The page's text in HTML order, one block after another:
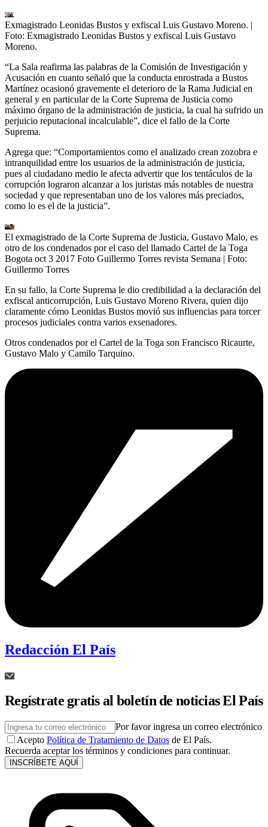
Exmagistrado Leonidas Bustos y exfiscal Luis Gustavo Moreno. |
Foto: Exmagistrado Leonidas Bustos y exfiscal Luis Gustavo
Moreno.
“La Sala reafirma las palabras de la Comisión de Investigación y
Acusación en cuanto señaló que la conducta enrostrada a Bustos
Martínez ocasionó gravemente el deterioro de la Rama Judicial en
general y en particular de la Corte Suprema de Justicia como
máximo órgano de la administración de justicia, la cual ha sufrido un
perjuicio reputacional incalculable”, dice el fallo de la Corte
Suprema.
Agrega que: “Comportamientos como el analizado crean zozobra e
intranquilidad entre los usuarios de la administración de justicia,
pues al ciudadano medio le afecta advertir que los tentáculos de la
corrupción lograron alcanzar a los juristas más notables de nuestra
sociedad y que representaban uno de los valores más preciados,
como lo es el de la justicia”.
El exmagistrado de la Corte Suprema de Justicia, Gustavo Malo, es
otro de los condenados por el caso del llamado Cartel de la Toga
Bogota oct 3 2017 Foto Guillermo Torres revista Semana | Foto:
Guillermo Torres
En su fallo, la Corte Suprema le dio credibilidad a la declaración del
exfiscal anticorrupción, Luis Gustavo Moreno Rivera, quien dijo
claramente cómo Leonidas Bustos movió sus influencias para torcer
procesos judiciales contra varios exsenadores.
Otros condenados por el Cartel de la Toga son Francisco Ricaurte,
Gustavo Malo y Camilo Tarquino.
Redacción El País
Regístrate gratis al boletín de noticias El País
Por favor ingresa un correo electrónico
Acepto Política de Tratamiento de Datos de El País.
Recuerda aceptar los términos y condiciones para continuar.
INSCRÍBETE AQUÍ